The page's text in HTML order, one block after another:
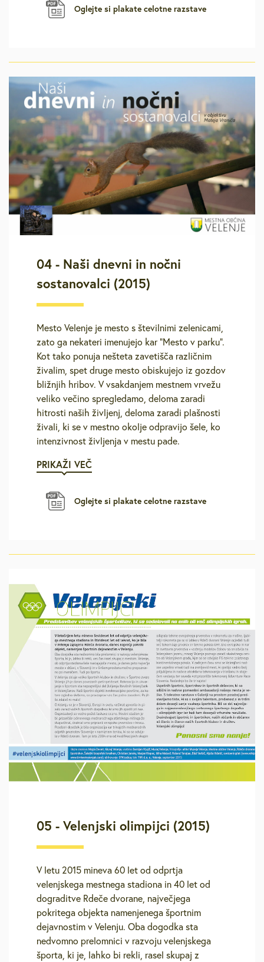
Oglejte si plakate celotne razstave
04 - Naši dnevni in nočni
sostanovalci (2015)
Mesto Velenje je mesto s številnimi zelenicami,
zato ga nekateri imenujejo kar “Mesto v parku”.
Kot tako ponuja nešteta zavetišča različnim
živalim, spet druge mesto obiskujejo iz gozdov
bližnjih hribov. V vsakdanjem mestnem vrvežu
veliko večino spregledamo, deloma zaradi
hitrosti naših življenj, deloma zaradi plašnosti
živali, ki se v mestno okolje odpravijo šele, ko
intenzivnost življenja v mestu pade.
PRIKAŽI VEČ
Oglejte si plakate celotne razstave
05 - Velenjski olimpijci (2015)
V letu 2015 mineva 60 let od odprtja
velenjskega mestnega stadiona in 40 let od
dograditve Rdeče dvorane, največjega
pokritega objekta namenjenega športnim
dejavnostim v Velenju. Oba dogodka sta
nedvomno prelomnici v razvoju velenjskega
športa, ki je, lahko bi rekli, rasel skupaj z